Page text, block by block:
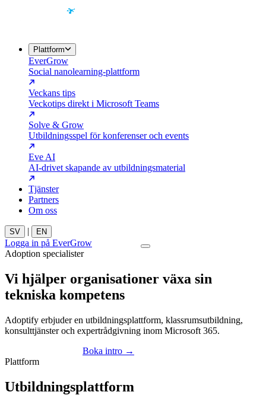
Plattform
EverGrow
Social nanolearning-plattform
Veckans tips
Veckotips direkt i Microsoft Teams
Solve & Grow
Utbildningsspel för konferenser och events
Eve AI
AI-drivet skapande av utbildningsmaterial
Tjänster
Partners
Om oss
SV | EN
Logga in på EverGrow
Adoption specialister
Vi hjälper organisationer växa sin
tekniska kompetens
Adoptify erbjuder en utbildningsplattform, klassrumsutbildning,
konsulttjänster och expertrådgivning inom Microsoft 365.
Boka intro →
Plattform
Utbildningsplattform